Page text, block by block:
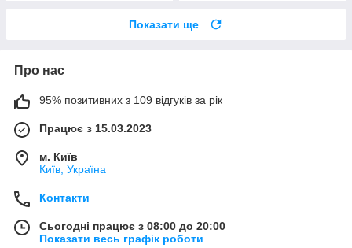
Показати ще
Про нас
95% позитивних з 109 відгуків за рік
Працює з 15.03.2023
м. Київ
Київ, Україна
Контакти
Сьогодні працює з 08:00 до 20:00
Показати весь графік роботи